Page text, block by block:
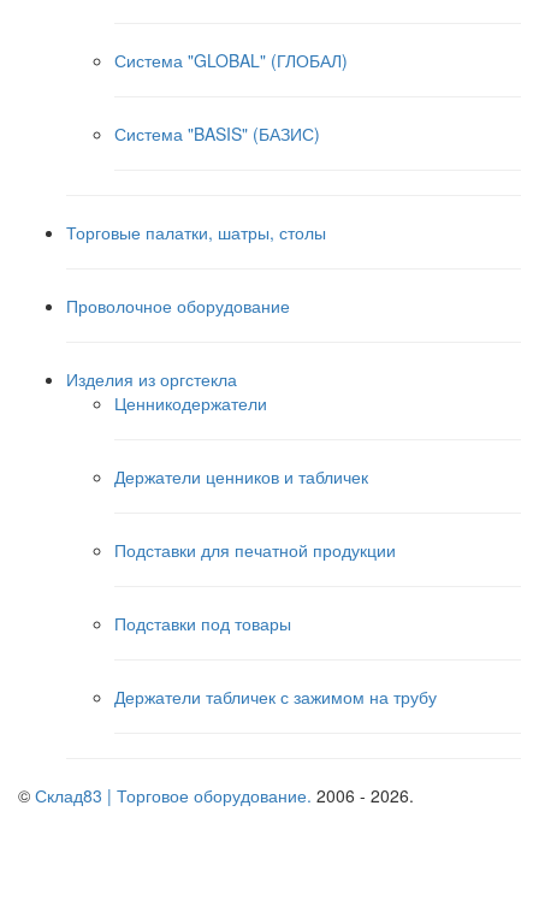
Система "GLOBAL" (ГЛОБАЛ)
Система "BASIS" (БАЗИС)
Торговые палатки, шатры, столы
Проволочное оборудование
Изделия из оргстекла
Ценникодержатели
Держатели ценников и табличек
Подставки для печатной продукции
Подставки под товары
Держатели табличек с зажимом на трубу
© Склад83 | Торговое оборудование. 2006 - 2026.